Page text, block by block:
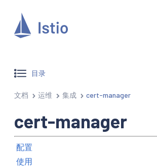
目录
文档 运维 集成 cert-manager
cert-manager
配置
使用